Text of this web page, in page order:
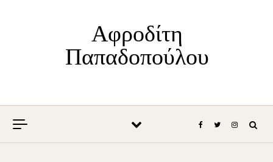
Αφροδίτη
Παπαδοπούλου